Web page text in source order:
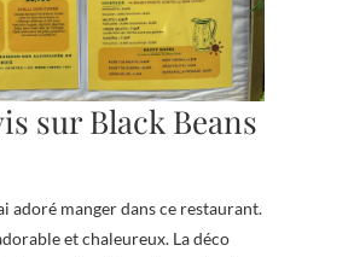
sur Black Beans
adoré manger dans ce restaurant.
et chaleureux. La déco